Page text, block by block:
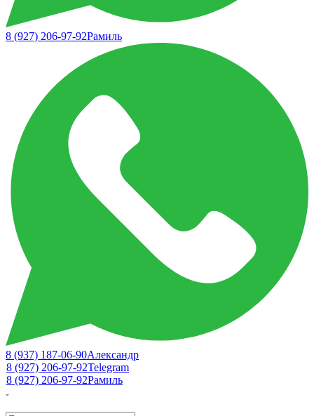
8 (927) 206-97-92Рамиль
8 (937) 187-06-90Александр
8 (927) 206-97-92Telegram
8 (927) 206-97-92Рамиль